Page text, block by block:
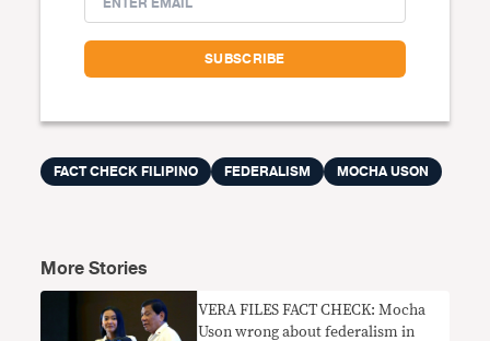
FACT CHECK FILIPINO FEDERALISM MOCHA USON
More Stories
VERA FILES FACT CHECK: Mocha
Uson wrong about federalism in